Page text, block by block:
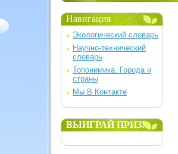
Навигация
Экологический словарь
Научно-технический
словарь
Топонимика. Города и
страны
Мы В Контакте
ВЫИГРАЙ ПРИЗ!